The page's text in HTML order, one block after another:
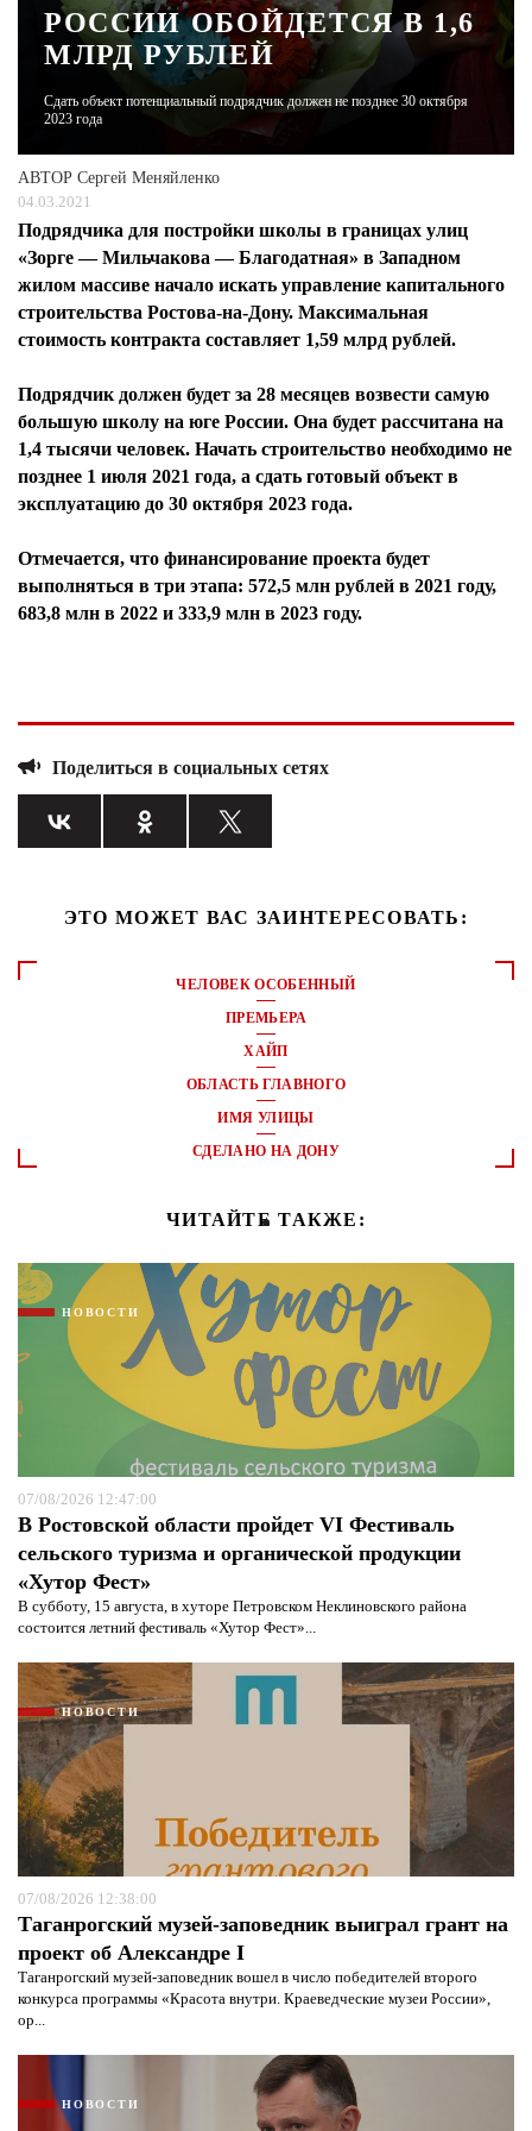
ЖУРНАЛ
РОССИИ ОБОЙДЕТСЯ В 1,6
МЛРД РУБЛЕЙ
Сдать объект потенциальный подрядчик должен не позднее 30 октября
2023 года
АВТОР Сергей Меняйленко
04.03.2021
Подрядчика для постройки школы в границах улиц
«Зорге — Мильчакова — Благодатная» в Западном
жилом массиве начало искать управление капитального
строительства Ростова-на-Дону. Максимальная
стоимость контракта составляет 1,59 млрд рублей.
Подрядчик должен будет за 28 месяцев возвести самую
большую школу на юге России. Она будет рассчитана на
1,4 тысячи человек. Начать строительство необходимо не
позднее 1 июля 2021 года, а сдать готовый объект в
эксплуатацию до 30 октября 2023 года.
Отмечается, что финансирование проекта будет
выполняться в три этапа: 572,5 млн рублей в 2021 году,
683,8 млн в 2022 и 333,9 млн в 2023 году.
Поделиться в социальных сетях
ЭТО МОЖЕТ ВАС ЗАИНТЕРЕСОВАТЬ:
ЧЕЛОВЕК ОСОБЕННЫЙ
ПРЕМЬЕРА
ХАЙП
ОБЛАСТЬ ГЛАВНОГО
ИМЯ УЛИЦЫ
СДЕЛАНО НА ДОНУ
ЧИТАЙТЕ ТАКЖЕ:
НОВОСТИ
07/08/2026 12:47:00
В Ростовской области пройдет VI Фестиваль
сельского туризма и органической продукции
«Хутор Фест»
В субботу, 15 августа, в хуторе Петровском Неклиновского района
состоится летний фестиваль «Хутор Фест»...
НОВОСТИ
07/08/2026 12:38:00
Таганрогский музей-заповедник выиграл грант на
проект об Александре I
Таганрогский музей-заповедник вошел в число победителей второго
конкурса программы «Красота внутри. Краеведческие музеи России»,
ор...
НОВОСТИ